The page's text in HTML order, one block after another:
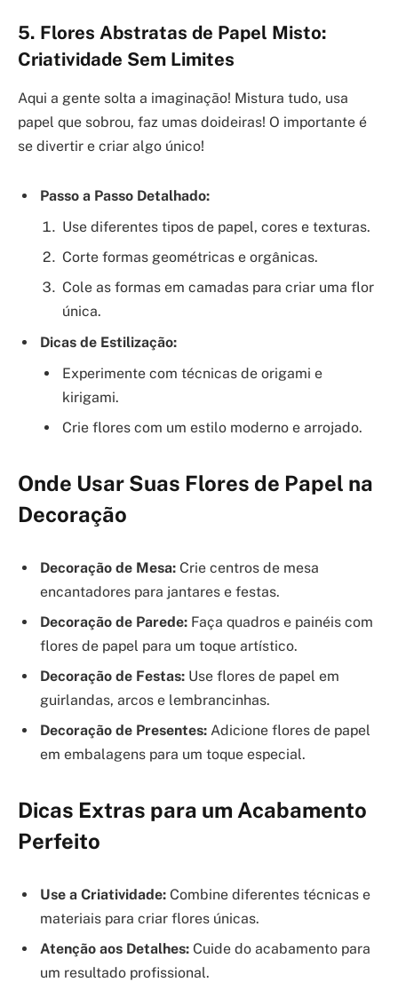
5. Flores Abstratas de Papel Misto:
Criatividade Sem Limites
Aqui a gente solta a imaginação! Mistura tudo, usa
papel que sobrou, faz umas doideiras! O importante é
se divertir e criar algo único!
Passo a Passo Detalhado:
Use diferentes tipos de papel, cores e texturas.
Corte formas geométricas e orgânicas.
Cole as formas em camadas para criar uma flor
única.
Dicas de Estilização:
Experimente com técnicas de origami e
kirigami.
Crie flores com um estilo moderno e arrojado.
Onde Usar Suas Flores de Papel na
Decoração
Decoração de Mesa: Crie centros de mesa
encantadores para jantares e festas.
Decoração de Parede: Faça quadros e painéis com
flores de papel para um toque artístico.
Decoração de Festas: Use flores de papel em
guirlandas, arcos e lembrancinhas.
Decoração de Presentes: Adicione flores de papel
em embalagens para um toque especial.
Dicas Extras para um Acabamento
Perfeito
Use a Criatividade: Combine diferentes técnicas e
materiais para criar flores únicas.
Atenção aos Detalhes: Cuide do acabamento para
um resultado profissional.